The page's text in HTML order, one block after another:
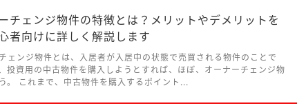
チェンジ物件の特徴とは？メリットやデメリットを
者向けに詳しく解説します
ェンジ物件とは、入居者が入居中の状態で売買される物件のことで
投資用の中古物件を購入しようとすれば、ほぼ、オーナーチェンジ物
。 これまで、中古物件を購入するポイント...